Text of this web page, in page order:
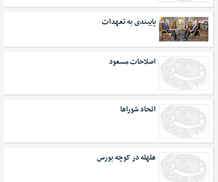
پایبندی به تعهدات
اصلاحات مسعود
اتحاد شوراها
هلهله در کوچه بورس